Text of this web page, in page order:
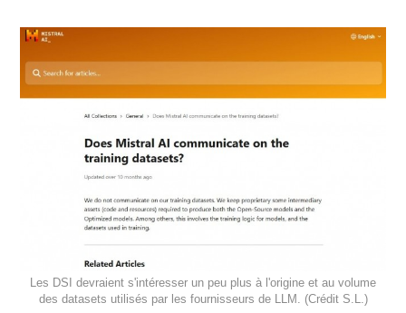
Les DSI devraient s'intéresser un peu plus à l'origine et au volume
des datasets utilisés par les fournisseurs de LLM. (Crédit S.L.)